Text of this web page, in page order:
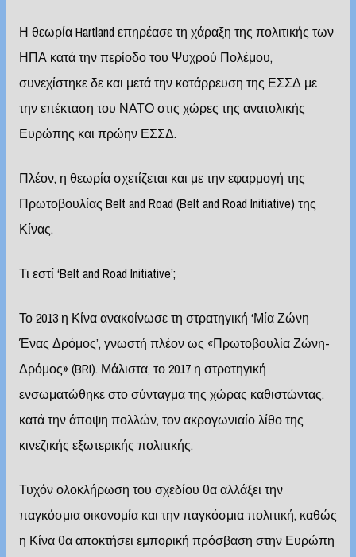
Η θεωρία Hartland επηρέασε τη χάραξη της πολιτικής των
ΗΠΑ κατά την περίοδο του Ψυχρού Πολέμου,
συνεχίστηκε δε και μετά την κατάρρευση της ΕΣΣΔ με
την επέκταση του ΝΑΤΟ στις χώρες της ανατολικής
Ευρώπης και πρώην ΕΣΣΔ.
Πλέον, η θεωρία σχετίζεται και με την εφαρμογή της
Πρωτοβουλίας Belt and Road (Belt and Road Initiative) της
Κίνας.
Τι εστί ‘Belt and Road Initiative’;
Το 2013 η Κίνα ανακοίνωσε τη στρατηγική ‘Μία Ζώνη
Ένας Δρόμος’, γνωστή πλέον ως «Πρωτοβουλία Ζώνη-
Δρόμος» (BRI). Μάλιστα, το 2017 η στρατηγική
ενσωματώθηκε στο σύνταγμα της χώρας καθιστώντας,
κατά την άποψη πολλών, τον ακρογωνιαίο λίθο της
κινεζικής εξωτερικής πολιτικής.
Τυχόν ολοκλήρωση του σχεδίου θα αλλάξει την
παγκόσμια οικονομία και την παγκόσμια πολιτική, καθώς
η Κίνα θα αποκτήσει εμπορική πρόσβαση στην Ευρώπη